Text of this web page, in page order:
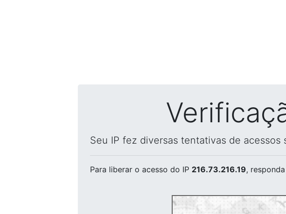
Seu IP fez diversas tentativas de
Para liberar o acesso do IP 216.73.216.19,